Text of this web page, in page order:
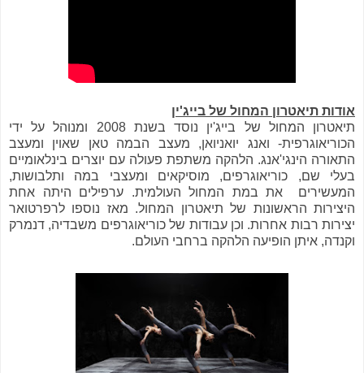
אודות תיאטרון המחול של בייג'ין
תיאטרון המחול של בייג'ין נוסד בשנת 2008 ומנוהל על ידי
הכוריאוגרפית- ואנג יואניואן, מעצב הבמה טאן שאוין ומעצב
התאורה הינגי'אנג. הלהקה משתפת פעולה עם יוצרים בינלאומיים
בעלי שם, כוריאוגרפים, מוסיקאים ומעצבי במה ותלבושות,
המעשירים את במת המחול העולמית. ערפילים היתה אחת
היצירות הראשונות של תיאטרון המחול. מאז נוספו לרפרטואר
יצירות רבות אחרות. וכן עבודות של כוריאוגרפים משבדיה, דנמרק
וקנדה, איתן הופיעה הלהקה ברחבי העולם.